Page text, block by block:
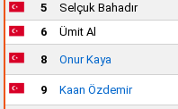
5
Selçuk Bahadır
6
Ümit Al
8 Onur Kaya
9
Kaan Özdemir